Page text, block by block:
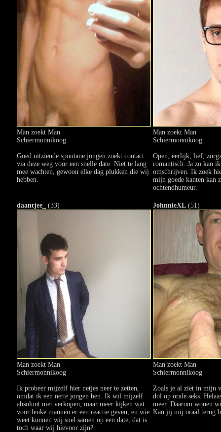
Man zoekt Man
Schiermonnikoog
Goed uitziende spontane jongen zoekt contact
via deze weg voor een snelle date. Niet te lang
mee wachten, gewoon elke dag plukken die wij
hebben.
Man zoekt Man
Schiermonnikoog
Open, eerlijk, lief,
romantisch. Ja zo kan
omschrijven. Ik zoek
mijn goede kanten kan
ochtendhumeur.
daantjee_ (33)
Man zoekt Man
Schiermonnikoog
Ik probeer mijzelf hier netjes neer te zetten,
omdat ik een nette jongen ben. Ik wil mijzelf
absoluut niet verkopen, maar meer kijken wat
voor leuke mannen er een reactie geven, en wie
weet kunnen wij snel samen op een date, dat is
toch waar wij hievoor zijn?
JohnnieXL (51)
Man zoekt Man
Schiermonnikoog
Zoals je al ziet in mijn
dol op orale seks.
meer. Daarom wonen
Kan jij mij oraal terug